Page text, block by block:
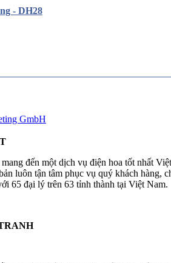
- DH28
GmbH
đến một dịch vụ điện hoa tốt nhất
luôn tận tâm phục vụ quý khách
65 đại lý trên 63 tỉnh thành tại Việt Nam.